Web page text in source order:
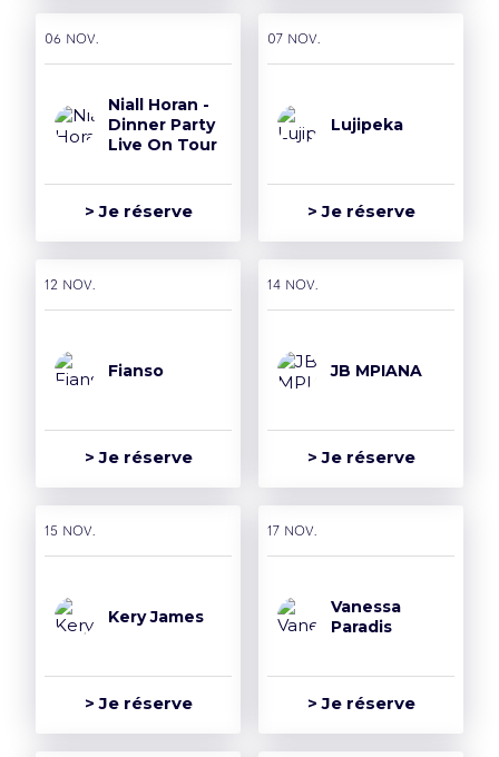
06 nov.
Niall Horan -
Dinner Party
Live On Tour
> Je réserve
07 nov.
Lujipeka
> Je réserve
12 nov.
Fianso
> Je réserve
14 nov.
JB MPIANA
> Je réserve
15 nov.
Kery James
> Je réserve
17 nov.
Vanessa
Paradis
> Je réserve